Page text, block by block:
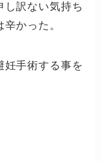
し訳ない気持ち
かった。
妊手術する事を